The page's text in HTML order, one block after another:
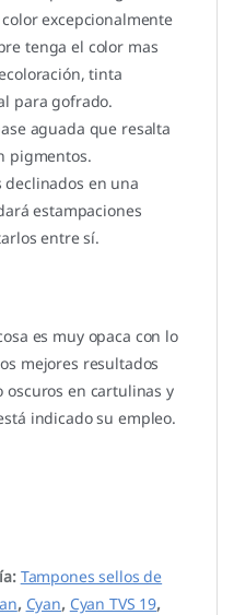
excepcionalmente
tenga el color mas
tinta
para gofrado.
aguada que resalta
pigmentos.
declinados en una
estampaciones
entre sí.
es muy opaca con lo
mejores resultados
oscuros en cartulinas y
indicado su empleo.
Tampones sellos de
, Cyan, Cyan TVS 19,